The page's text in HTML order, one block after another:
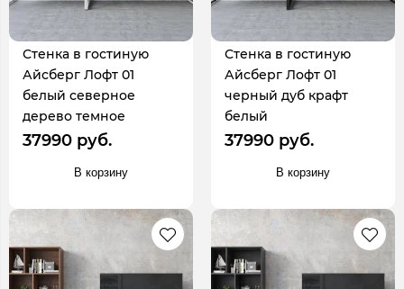
Стенка в гостиную
Айсберг Лофт 01
белый северное
дерево темное
37990 руб.
В корзину
Стенка в гостиную
Айсберг Лофт 01
черный дуб крафт
белый
37990 руб.
В корзину